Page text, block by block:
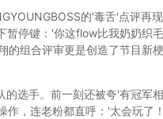
的'毒舌'点评再
暂停键：'你这flow比我奶奶织
的组合评审更是创造了节目新
的选手。前一刻还被夸'有冠军
作，连老粉都直呼：'太会玩了